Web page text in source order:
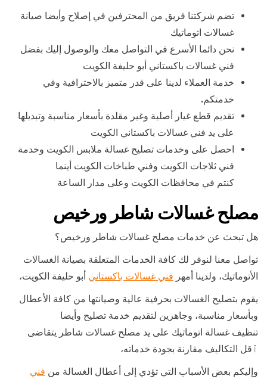
تضم شركتنا فريق من المحترفين في إصلاح وأيضا صيانة
غسالات اتوماتيك
نحن دائما الأسرع في التواصل معك والوصول إليك بفضل
فني غسالات باكستاني أبو حليفة الكويت
خدمة العملاء لدينا على قدر متميز بالاحترافية وفي
خدمتكم.
تقديم قطع غيار أصلية وغير مقلدة بأسعار مناسبة وتبديلها
على يد فني غسالات باكستاني الكويت
احصل على وخدمات تصليح غسالة ملابس الكويت وخدمة
فني ثلاجات الكويت وفني طباخات الكويت أينما
كنتم في محافظات الكويت وعلى مدار الساعة
مصلح غسالات شاطر ورخيص
هل تبحث عن خدمات مصلح غسالات شاطر ورخيص؟
تواصل معنا لنوفر لك كافة الخدمات المتعلقة بصيانة الغسالات
الأتوماتيك، ولدينا أمهر فني غسالات باكستاني أبو حليفة الكويت،
يقوم بتصليح الغسالات بحرفية عالية وصيانتها من كافة الأعطال
وبأسعار مناسبة، وجاهزين لتقديم خدمة تصليح وأيضا
تنظيف غسالة اتوماتيك على يد مصلح غسالات شاطر يتقاضى
ٱقل التكاليف مقارنة بجودة خدماته،
وإليكم بعض الأسباب التي تؤدي إلى أعطال الغسالة من فني